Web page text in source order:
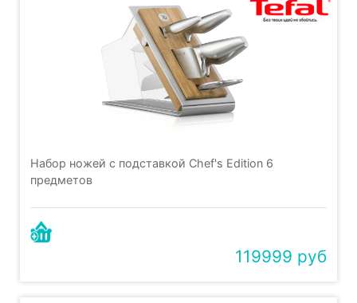
Набор ножей с подставкой Chef's Edition 6
предметов
119999 руб